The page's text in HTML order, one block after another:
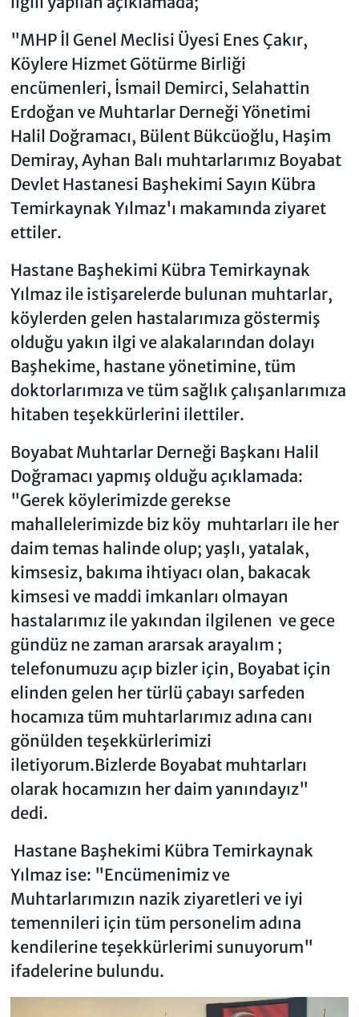
"MHP İl Genel Meclisi Üyesi Enes Çakır,
Köylere Hizmet Götürme Birliği
encümenleri, İsmail Demirci, Selahattin
Erdoğan ve Muhtarlar Derneği Yönetimi
Halil Doğramacı, Bülent Bükcüoğlu, Haşim
Demiray, Ayhan Balı muhtarlarımız Boyabat
Devlet Hastanesi Başhekimi Sayın Kübra
Temirkaynak Yılmaz'ı makamında ziyaret
ettiler.
Hastane Başhekimi Kübra Temirkaynak
Yılmaz ile istişarelerde bulunan muhtarlar,
köylerden gelen hastalarımıza göstermiş
olduğu yakın ilgi ve alakalarından dolayı
Başhekime, hastane yönetimine, tüm
doktorlarımıza ve tüm sağlık çalışanlarımıza
hitaben teşekkürlerini ilettiler.
Boyabat Muhtarlar Derneği Başkanı Halil
Doğramacı yapmış olduğu açıklamada:
"Gerek köylerimizde gerekse
mahallelerimizde biz köy muhtarları ile her
daim temas halinde olup; yaşlı, yatalak,
kimsesiz, bakıma ihtiyacı olan, bakacak
kimsesi ve maddi imkanları olmayan
hastalarımız ile yakından ilgilenen ve gece
gündüz ne zaman ararsak arayalım ;
telefonumuzu açıp bizler için, Boyabat için
elinden gelen her türlü çabayı sarfeden
hocamıza tüm muhtarlarımız adına canı
gönülden teşekkürlerimizi
iletiyorum.Bizlerde Boyabat muhtarları
olarak hocamızın her daim yanındayız"
dedi.
Hastane Başhekimi Kübra Temirkaynak
Yılmaz ise: "Encümenimiz ve
Muhtarlarımızın nazik ziyaretleri ve iyi
temennileri için tüm personelim adına
kendilerine teşekkürlerimi sunuyorum"
ifadelerine bulundu.